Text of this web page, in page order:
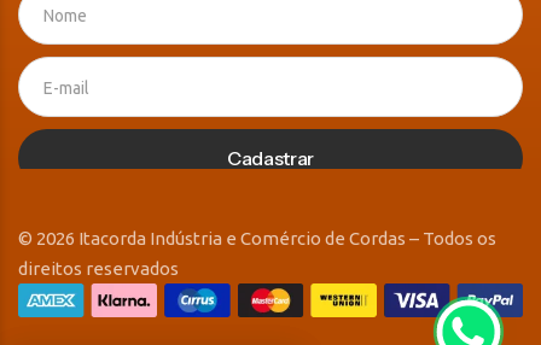
Cadastrar
© 2026 Itacorda Indústria e Comércio de Cordas – Todos os
direitos reservados